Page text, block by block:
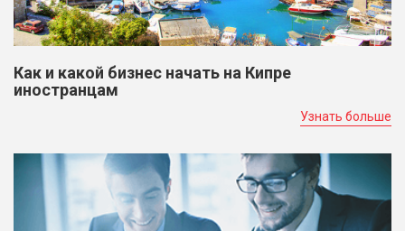
Как и какой бизнес начать на Кипре
иностранцам
Узнать больше